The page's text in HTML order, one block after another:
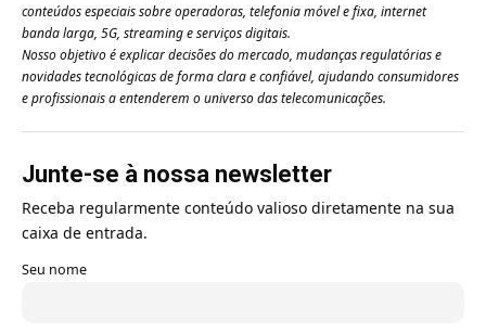
conteúdos especiais sobre operadoras, telefonia móvel e fixa, internet
banda larga, 5G, streaming e serviços digitais.
Nosso objetivo é explicar decisões do mercado, mudanças regulatórias e
novidades tecnológicas de forma clara e confiável, ajudando consumidores
e profissionais a entenderem o universo das telecomunicações.
Junte-se à nossa newsletter
Receba regularmente conteúdo valioso diretamente na sua
caixa de entrada.
Seu nome